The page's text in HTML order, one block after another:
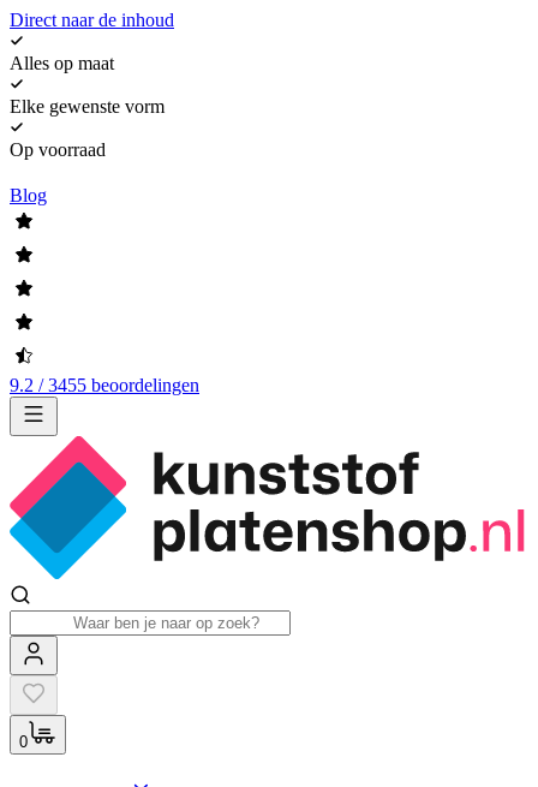
Direct naar de inhoud
Alles op maat
Elke gewenste vorm
Op voorraad
Blog
9.2 / 3455 beoordelingen
0